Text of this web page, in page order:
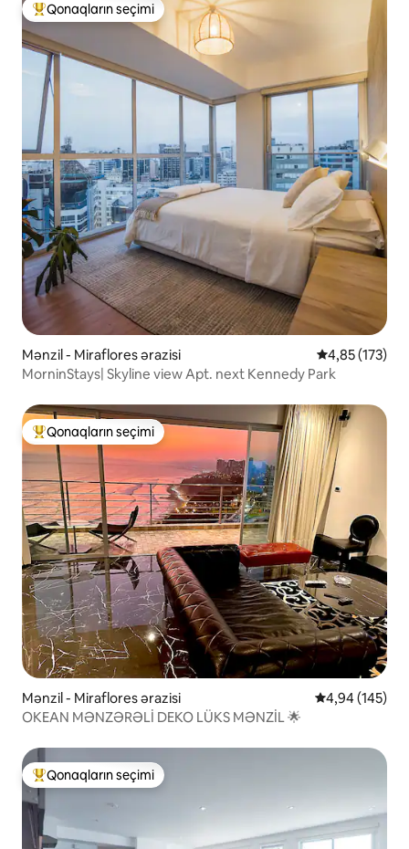
Populyar "Qonaqların seçimi"
Qonaqların seçimi
Mənzil - Miraflores ərazisi Ortalama
4,85 (173)
MorninStays| Skyline view Apt. next Kennedy Park
Populyar "Qonaqların seçimi"
Qonaqların seçimi
Mənzil - Miraflores ərazisi Ortalama
4,94 (145)
OKEAN MƏNZƏRƏLİ DEKO LÜKS MƏNZİL 🌟
Populyar "Qonaqların seçimi"
Qonaqların seçimi